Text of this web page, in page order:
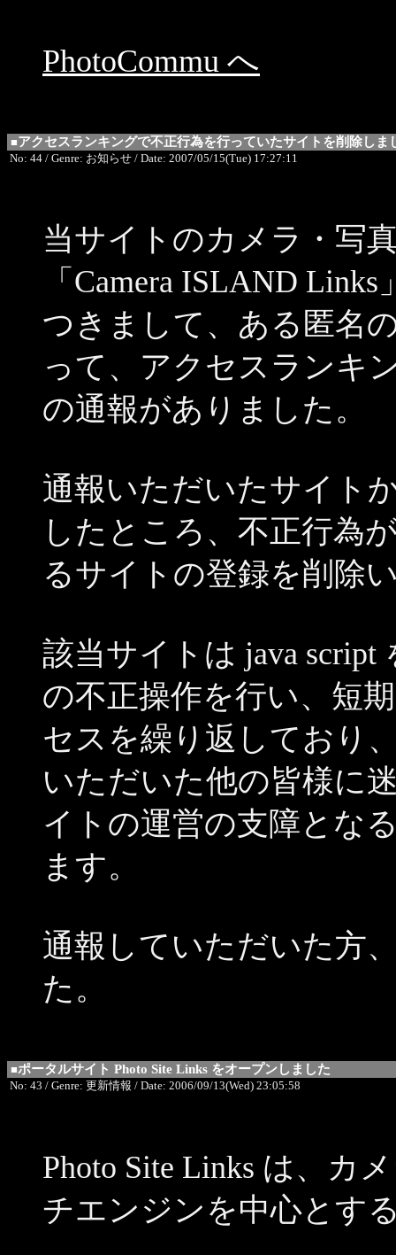
PhotoCommu へ
■アクセスランキングで不正行為を行っていたサイトを削除しま
No: 44 / Genre: お知らせ / Date: 2007/05/15(Tue) 17:27:11
当サイトのカメラ・写
「Camera ISLAND
つきまして、ある匿名
って、アクセスランキ
の通報がありました。
通報いただいたサイト
したところ、不正行為
るサイトの登録を削除
該当サイトは java
の不正操作を行い、短
セスを繰り返しており
いただいた他の皆様に
イトの運営の支障とな
ます。
通報していただいた方
た。
■ポータルサイト Photo Site Links をオープンしました
No: 43 / Genre: 更新情報 / Date: 2006/09/13(Wed) 23:05:58
Photo Site Links は、カ
チエンジンを中心とす